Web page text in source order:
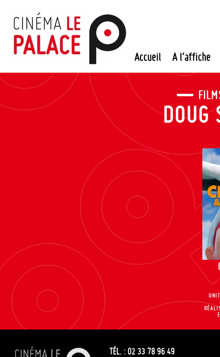
contenu
Accueil A l’affiche
TÉL. : 02 33 78 96 49